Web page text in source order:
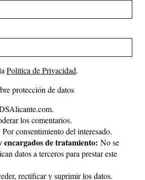
Política de Privacidad.
protección de datos
los comentarios.
Por consentimiento del interesado.
encargados de tratamiento: No se
datos a terceros para prestar este
rectificar y suprimir los datos.